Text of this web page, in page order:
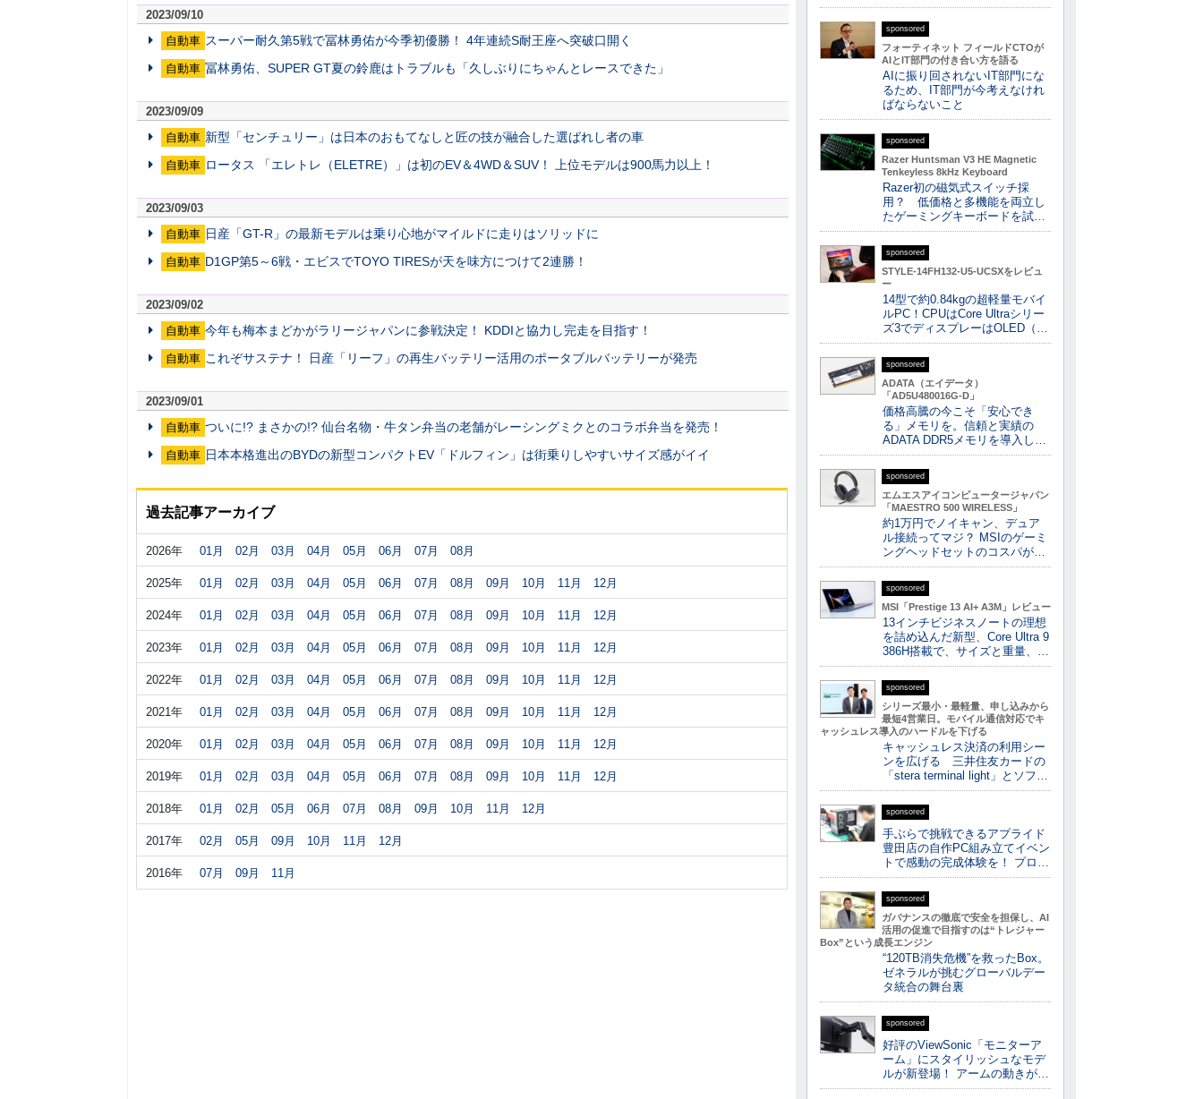
2023/09/10
自動車 スーパー耐久第5戦で冨林勇佑が今季初優勝！ 4年連続S耐王座へ突破口開く
自動車 冨林勇佑、SUPER GT夏の鈴鹿はトラブルも「久しぶりにちゃんとレースできた」
2023/09/09
自動車 新型「センチュリー」は日本のおもてなしと匠の技が融合した選ばれし者の車
自動車 ロータス 「エレトレ（ELETRE）」は初のEV＆4WD＆SUV！ 上位モデルは900馬力以上！
2023/09/03
自動車 日産「GT-R」の最新モデルは乗り心地がマイルドに走りはソリッドに
自動車 D1GP第5～6戦・エビスでTOYO TIRESが天を味方につけて2連勝！
2023/09/02
自動車 今年も梅本まどかがラリージャパンに参戦決定！ KDDIと協力し完走を目指す！
自動車 これぞサステナ！ 日産「リーフ」の再生バッテリー活用のポータブルバッテリーが発売
2023/09/01
自動車 ついに!? まさかの!? 仙台名物・牛タン弁当の老舗がレーシングミクとのコラボ弁当を発売！
自動車 日本本格進出のBYDの新型コンパクトEV「ドルフィン」は街乗りしやすいサイズ感がイイ
過去記事アーカイブ
2026年 01月 02月 03月 04月 05月 06月 07月 08月
2025年 01月 02月 03月 04月 05月 06月 07月 08月 09月 10月 11月 12月
2024年 01月 02月 03月 04月 05月 06月 07月 08月 09月 10月 11月 12月
2023年 01月 02月 03月 04月 05月 06月 07月 08月 09月 10月 11月 12月
2022年 01月 02月 03月 04月 05月 06月 07月 08月 09月 10月 11月 12月
2021年 01月 02月 03月 04月 05月 06月 07月 08月 09月 10月 11月 12月
2020年 01月 02月 03月 04月 05月 06月 07月 08月 09月 10月 11月 12月
2019年 01月 02月 03月 04月 05月 06月 07月 08月 09月 10月 11月 12月
2018年 01月 02月 05月 06月 07月 08月 09月 10月 11月 12月
2017年 02月 05月 09月 10月 11月 12月
2016年 07月 09月 11月
sponsored
フォーティネット フィールドCTOが
AIとIT部門の付き合い方を語る
AIに振り回されないIT部門にな
るため、IT部門が今考えなけれ
ばならないこと
sponsored
Razer Huntsman V3 HE Magnetic
Tenkeyless 8kHz Keyboard
Razer初の磁気式スイッチ採
用？ 低価格と多機能を両立し
たゲーミングキーボードを試…
sponsored
STYLE-14FH132-U5-UCSXをレビュ
ー
14型で約0.84kgの超軽量モバイ
ルPC！CPUはCore Ultraシリー
ズ3でディスプレーはOLED（…
sponsored
ADATA（エイデータ）
「AD5U480016G-D」
価格高騰の今こそ「安心でき
る」メモリを。信頼と実績の
ADATA DDR5メモリを導入し…
sponsored
エムエスアイコンピュータージャパン
「MAESTRO 500 WIRELESS」
約1万円でノイキャン、デュア
ル接続ってマジ？ MSIのゲーミ
ングヘッドセットのコスパが…
sponsored
MSI「Prestige 13 AI+ A3M」レビュー
13インチビジネスノートの理想
を詰め込んだ新型、Core Ultra 9
386H搭載で、サイズと重量、…
sponsored
シリーズ最小・最軽量、申し込みから
最短4営業日。モバイル通信対応でキ
ャッシュレス導入のハードルを下げる
キャッシュレス決済の利用シー
ンを広げる 三井住友カードの
「stera terminal light」とソフ…
sponsored
手ぶらで挑戦できるアプライド
豊田店の自作PC組み立てイベン
トで感動の完成体験を！ プロ…
sponsored
ガバナンスの徹底で安全を担保し、AI
活用の促進で目指すのは“トレジャー
Box”という成長エンジン
“120TB消失危機”を救ったBox。
ゼネラルが挑むグローバルデー
タ統合の舞台裏
sponsored
好評のViewSonic「モニターア
ーム」にスタイリッシュなモデ
ルが新登場！ アームの動きが…